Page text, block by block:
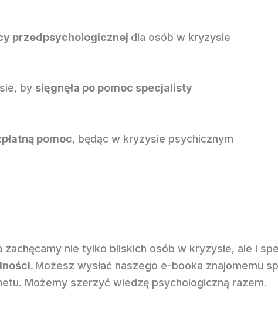
przedpsychologicznej dla osób w kryzysie
by sięgnęła po pomoc specjalisty
pomoc, będąc w kryzysie psychicznym
zachęcamy nie tylko bliskich osób w kryzysie, ale i
Możesz wysłać naszego e-booka znajomemu
Możemy szerzyć wiedzę psychologiczną razem.